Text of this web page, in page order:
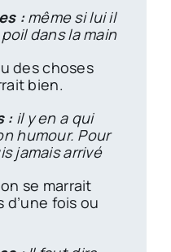
:même si lui il
dans la main
des choses
bien.
:il y en a qui
humour. Pour
jamais arrivé
se marrait
d’une fois ou